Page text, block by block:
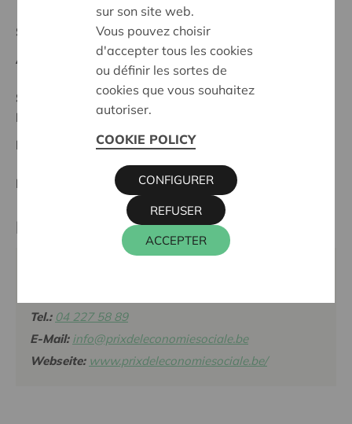
Supraregionales Projekt
Anfangsdatum:23/04/2025
Stand :
Complete
Réunion des bureaux
Datum:
23/04/2025
Entscheidung: Approved
Partner
Tel.: 04 227 58 89
E-Mail: info@prixdeleconomiesociale.be
Webseite: www.prixdeleconomiesociale.be/
sur son site web.
Vous pouvez choisir
d'accepter tous les cookies
ou définir les sortes de
cookies que vous souhaitez
autoriser.
COOKIE POLICY
ACCEPTER
REFUSER
CONFIGURER